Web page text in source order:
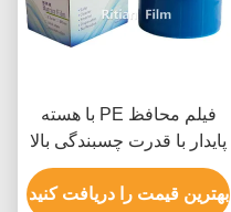
فیلم محافظ PE با هسته
پایدار با قدرت چسبندگی بالا
و حذف بدون باقی مانده
برای تجهیزات پزشکی
بهترین قیمت را دریافت کنید